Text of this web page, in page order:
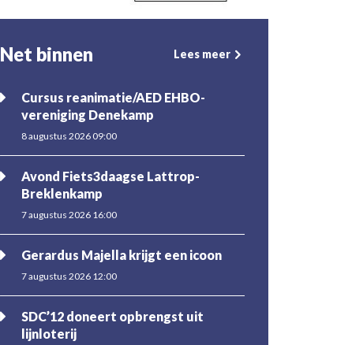
Net binnen Lees meer
Cursus reanimatie/AED EHBO-
vereniging Denekamp
8 augustus 2026 09:00
Avond Fiets3daagse Lattrop-
Breklenkamp
7 augustus 2026 16:00
Gerardus Majella krijgt een icoon
7 augustus 2026 12:00
SDC’12 doneert opbrengst uit
lijnloterij